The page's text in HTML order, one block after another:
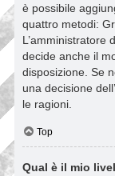
è possibile
quattro metodi:
L’amministratore
decide anche il
disposizione. Se
una decisione
le ragioni.
Top
Qual è il mio